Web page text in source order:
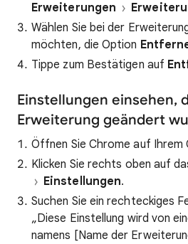
Erweiterungen
Wählen Sie bei der
möchten, die Option
Tippe zum Bestätigen auf
Einstellungen einsehen,
Erweiterung geändert
Öffnen Sie Chrome auf Ihrem
Klicken Sie rechts oben auf
Einstellungen.
Suchen Sie ein rechteckiges
„Diese Einstellung wird von
namens [Name der